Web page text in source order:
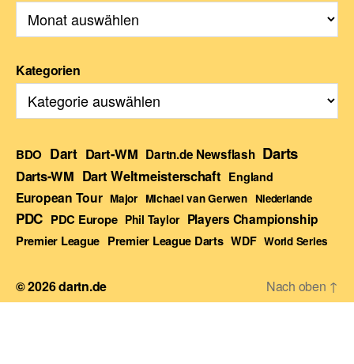
Kategorien
BDO Dart Dart-WM Dartn.de Newsflash Darts
Darts-WM Dart Weltmeisterschaft England
European Tour Major Michael van Gerwen Niederlande
PDC PDC Europe Phil Taylor Players Championship
Premier League Premier League Darts WDF World Series
© 2026dartn.de Nach oben ↑